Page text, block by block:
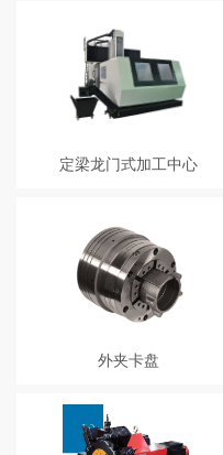
冷式电主轴，比风冷却电主轴冷却
更均匀，比机械主轴更稳定； 3、
绝对式电机，开关机自动寻原点，
省时、省事、省人工； 4、采用
NSK轴承、THK线规/螺杆，高精
任意分度定位，功能齐全不套路；
断检测功能；
定梁龙门式加工中心
构，完成零件的铣、钻、镗、铰等
复杂型面多工序加工。
外夹卡盘